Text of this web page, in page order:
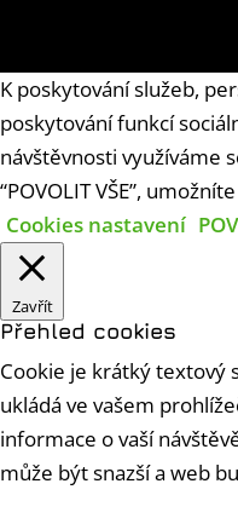
K poskytování služeb,
poskytování funkcí
návštěvnosti využíváme
“POVOLIT VŠE”,
Cookies nastavení
Zavřít
Přehled cookies
Cookie je krátký textový
ukládá ve vašem
informace o vaší
může být snazší a web